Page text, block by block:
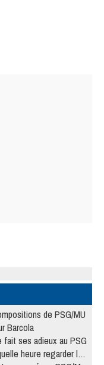
de PSG/MU
Barcola
fait ses adieux au PSG
regarder le match ?